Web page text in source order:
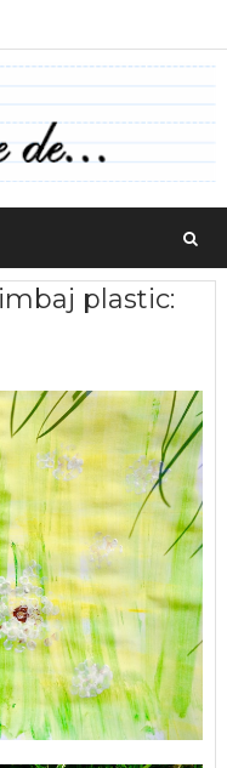
plastic: